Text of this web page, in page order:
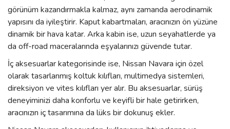
görünüm kazandırmakla kalmaz, aynı zamanda aerodinamik
yapısını da iyileştirir. Kaput kabartmaları, aracınızın ön yüzüne
dinamik bir hava katar. Arka kabin ise, uzun seyahatlerde ya
da off-road maceralarında eşyalarınızı güvende tutar.
İç aksesuarlar kategorisinde ise, Nissan Navara için özel
olarak tasarlanmış koltuk kılıfları, multimedya sistemleri,
direksiyon ve vites kılıfları yer alır. Bu aksesuarlar, sürüş
deneyiminizi daha konforlu ve keyifli bir hale getirirken,
aracınızın iç tasarımına da lüks bir dokunuş ekler.